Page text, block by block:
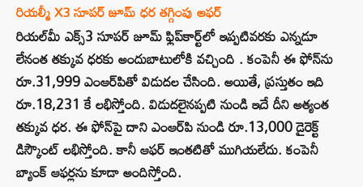
రియల్మీ X3 సూపర్ జూమ్ ధర తగ్గింపు ఆఫర్
రియల్‌మీ ఎక్స్3 సూపర్ జూమ్ ఫ్లిప్‌కార్ట్‌లో ఇప్పటివరకు ఎన్నడూ
లేనంత తక్కువ ధరకు అందుబాటులోకి వచ్చింది . కంపెనీ ఈ ఫోన్‌ను
రూ.31,999 ఎంఆర్‌పితో విడుదల చేసింది. అయితే, ప్రస్తుతం ఇది
రూ.18,231 కే లభిస్తోంది. విడుదలైనప్పటి నుండి ఇదే దీని అత్యంత
తక్కువ ధర. ఈ ఫోన్‌పై దాని ఎంఆర్‌పి నుండి రూ.13,000 డైరెక్ట్
డిస్కౌంట్ లభిస్తోంది. కానీ ఆఫర్ ఇంతటితో ముగియలేదు. కంపెనీ
బ్యాంక్ ఆఫర్లను కూడా అందిస్తోంది.